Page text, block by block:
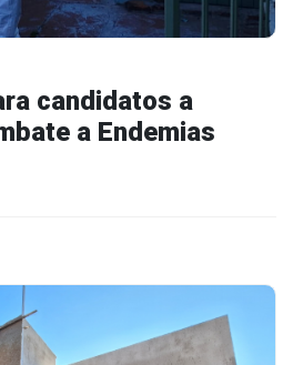
candidatos a
a Endemias